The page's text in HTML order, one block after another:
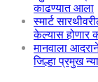
काढण्यात आला
स्मार्ट
केल्यास होणार
मानवाला
जिल्हा प्रमुख